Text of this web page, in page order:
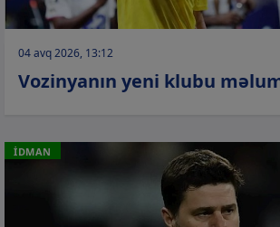
04 avq 2026, 13:12
Vozinyanın yeni klubu
İDMAN